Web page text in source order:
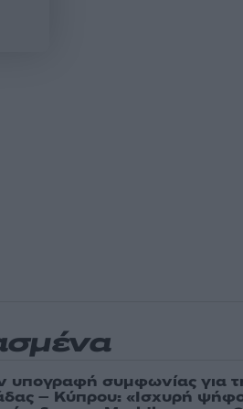
υπογραφή συμφωνίας για
– Κύπρου: «Ισχυρή